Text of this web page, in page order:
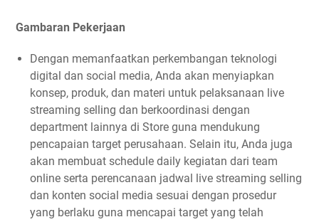
Gambaran Pekerjaan
Dengan memanfaatkan perkembangan teknologi
digital dan social media, Anda akan menyiapkan
konsep, produk, dan materi untuk pelaksanaan live
streaming selling dan berkoordinasi dengan
department lainnya di Store guna mendukung
pencapaian target perusahaan. Selain itu, Anda juga
akan membuat schedule daily kegiatan dari team
online serta perencanaan jadwal live streaming selling
dan konten social media sesuai dengan prosedur
yang berlaku guna mencapai target yang telah